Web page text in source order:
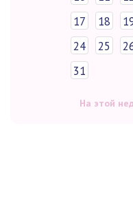
17
18
24
25
31
На этой